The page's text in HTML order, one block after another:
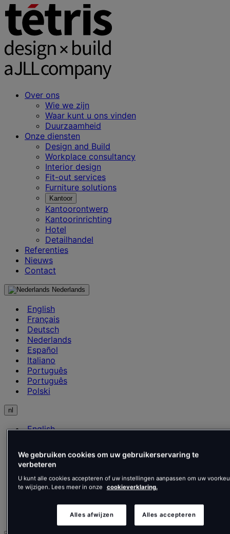
Over ons
Wie we zijn
Waar kunt u ons vinden
Duurzaamheid
Onze diensten
Design and Build
Workplace consultancy
Interior design
Fit-out services
Furniture solutions
Kantoor
Kantoorontwerp
Kantoorinrichting
Hotel
Detailhandel
Referenties
Nieuws
Contact
Nederlands
English
Français
Deutsch
Nederlands
Español
Italiano
Português
Português
Polski
nl
English
Deutsch
Nederlands
Español
Italiano
Português
We gebruiken cookies om uw gebruikerservaring te
verbeteren
U kunt alle cookies accepteren of uw instellingen aanpassen om uw
te wijzigen. Lees meer in onze
cookieverklaring.
Alles afwijzen Alles accepteren